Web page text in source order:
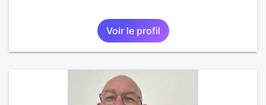
Voir le profil